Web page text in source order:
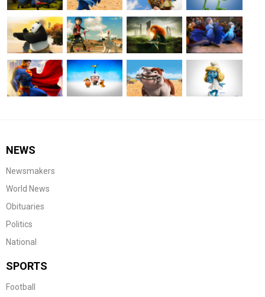
NEWS
Newsmakers
World News
Obituaries
Politics
National
SPORTS
Football